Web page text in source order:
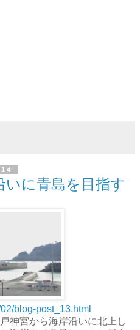
いに青島を目指す
blog-post_13.html
神宮から海岸沿いに北上し